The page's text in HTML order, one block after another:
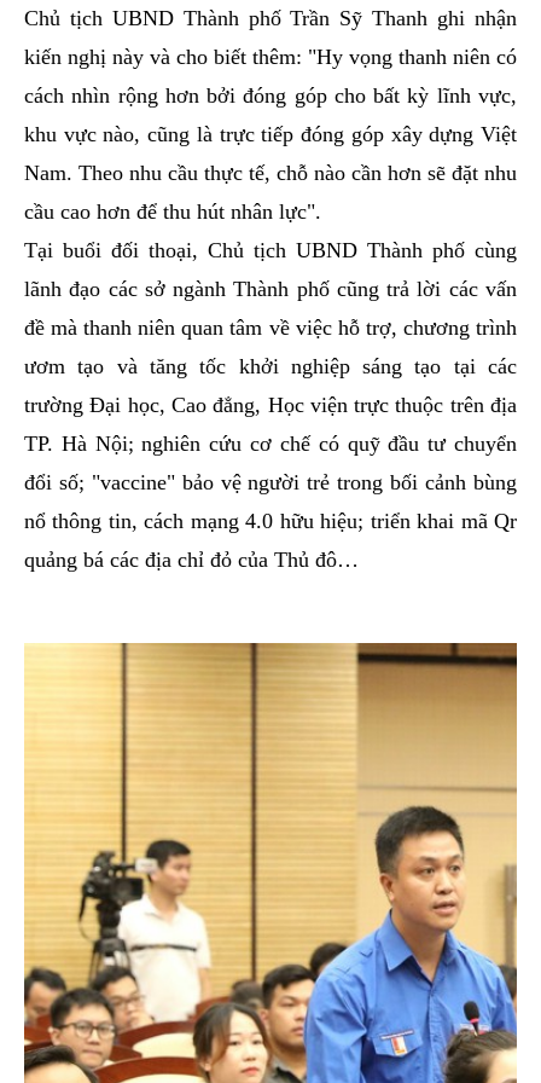
Chủ tịch UBND Thành phố Trần Sỹ Thanh ghi nhận
kiến nghị này và cho biết thêm: "Hy vọng thanh niên có
cách nhìn rộng hơn bởi đóng góp cho bất kỳ lĩnh vực,
khu vực nào, cũng là trực tiếp đóng góp xây dựng Việt
Nam. Theo nhu cầu thực tế, chỗ nào cần hơn sẽ đặt nhu
cầu cao hơn để thu hút nhân lực".
Tại buổi đối thoại, Chủ tịch UBND Thành phố cùng
lãnh đạo các sở ngành Thành phố cũng trả lời các vấn
đề mà thanh niên quan tâm về việc hỗ trợ, chương trình
ươm tạo và tăng tốc khởi nghiệp sáng tạo tại các
trường Đại học, Cao đẳng, Học viện trực thuộc trên địa
TP. Hà Nội; nghiên cứu cơ chế có quỹ đầu tư chuyển
đổi số; "vaccine" bảo vệ người trẻ trong bối cảnh bùng
nổ thông tin, cách mạng 4.0 hữu hiệu; triển khai mã Qr
quảng bá các địa chỉ đỏ của Thủ đô…